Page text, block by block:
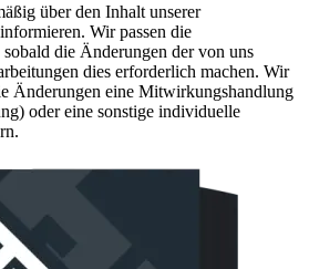
über den Inhalt unserer
Wir passen die
die Änderungen der von uns
dies erforderlich machen. Wir
Änderungen eine Mitwirkungshandlung
oder eine sonstige individuelle